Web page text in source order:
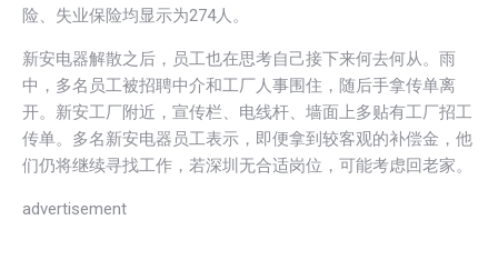
险、失业保险均显示为274人。
新安电器解散之后，员工也在思考自己接下来何去何从。雨
中，多名员工被招聘中介和工厂人事围住，随后手拿传单离
开。新安工厂附近，宣传栏、电线杆、墙面上多贴有工厂招工
传单。多名新安电器员工表示，即便拿到较客观的补偿金，他
们仍将继续寻找工作，若深圳无合适岗位，可能考虑回老家。
advertisement